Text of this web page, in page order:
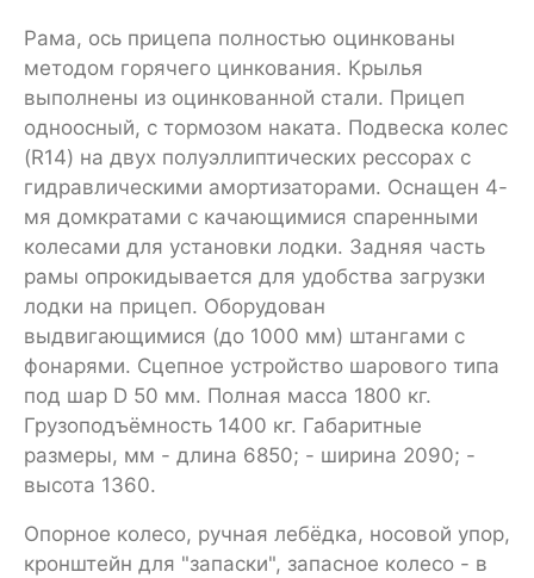
Рама, ось прицепа полностью оцинкованы
методом горячего цинкования. Крылья
выполнены из оцинкованной стали. Прицеп
одноосный, с тормозом наката. Подвеска колес
(R14) на двух полуэллиптических рессорах с
гидравлическими амортизаторами. Оснащен 4-
мя домкратами с качающимися спаренными
колесами для установки лодки. Задняя часть
рамы опрокидывается для удобства загрузки
лодки на прицеп. Оборудован
выдвигающимися (до 1000 мм) штангами с
фонарями. Сцепное устройство шарового типа
под шар D 50 мм. Полная масса 1800 кг.
Грузоподъёмность 1400 кг. Габаритные
размеры, мм - длина 6850; - ширина 2090; -
высота 1360.
Опорное колесо, ручная лебёдка, носовой упор,
кронштейн для "запаски", запасное колесо - в